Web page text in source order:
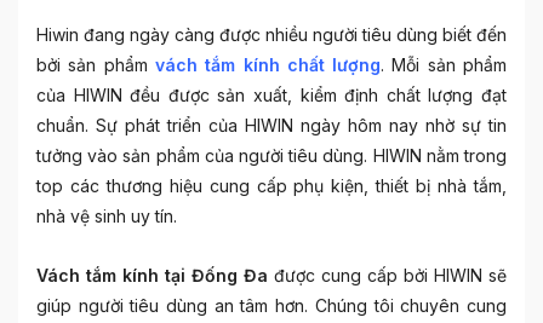
Hiwin đang ngày càng được nhiều người tiêu dùng biết đến
bởi sản phẩm vách tắm kính chất lượng. Mỗi sản phẩm
của HIWIN đều được sản xuất, kiểm định chất lượng đạt
chuẩn. Sự phát triển của HIWIN ngày hôm nay nhờ sự tin
tưởng vào sản phẩm của người tiêu dùng. HIWIN nằm trong
top các thương hiệu cung cấp phụ kiện, thiết bị nhà tắm,
nhà vệ sinh uy tín.
Vách tắm kính tại Đống Đa được cung cấp bởi HIWIN sẽ
giúp người tiêu dùng an tâm hơn. Chúng tôi chuyên cung